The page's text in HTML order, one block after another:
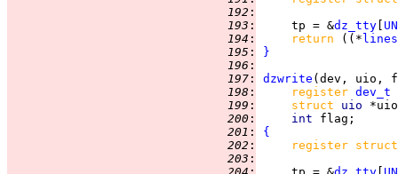
192 :
193 :
     tp = &
dz_tty
194 : return ((*
195 :
}
196 :
197 :
dzwrite
198 : register dev_t
199 : struct uio
200 : int
201 :
{
202 :
register
203 :